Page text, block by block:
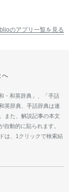
のアプリ一覧を見る
へ
・和英辞典」、「手話
英辞典、手話辞典は連
また、解説記事の本文
動的に貼られます。
は、1クリックで検索結